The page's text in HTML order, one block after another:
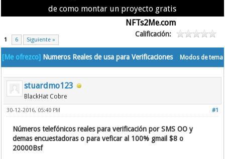
de como montar un proyecto gratis
NFTs2Me.com
1 6 Siguiente »
Calificación:
Modos de tema
[Me ofrezco] Numeros Reales de usa para Verificaciones
stuardmo123
BlackHat Cobre
#1
30-12-2016, 05:40 PM
Números telefónicos reales para verificación por SMS OO y
demas encuestadoras o para veficar al 100% gmail $8 o
20000Bsf